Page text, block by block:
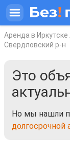
Аренда в Иркутске
Свердловский р-н
Это
Но мы нашли
долгосрочной